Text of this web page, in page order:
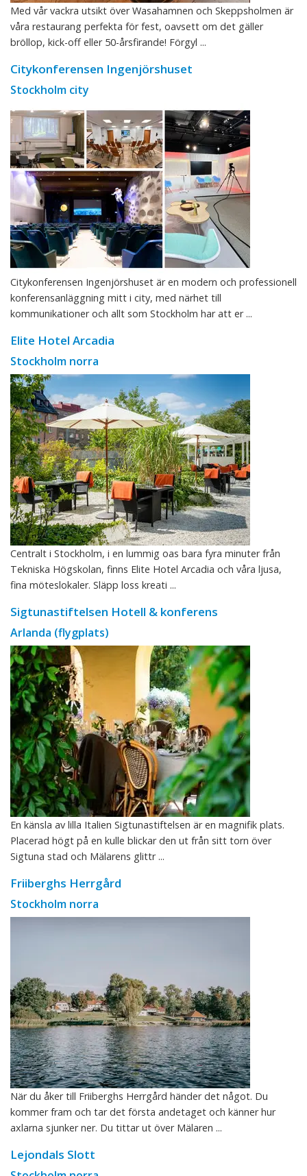
Med vår vackra utsikt över Wasahamnen och Skeppsholmen är
våra restaurang perfekta för fest, oavsett om det gäller
bröllop, kick-off eller 50-årsfirande! Förgyl ...
Citykonferensen Ingenjörshuset
Stockholm city
Citykonferensen Ingenjörshuset är en modern och professionell
konferensanläggning mitt i city, med närhet till
kommunikationer och allt som Stockholm har att er ...
Elite Hotel Arcadia
Stockholm norra
Centralt i Stockholm, i en lummig oas bara fyra minuter från
Tekniska Högskolan, finns Elite Hotel Arcadia och våra ljusa,
fina möteslokaler. Släpp loss kreati ...
Sigtunastiftelsen Hotell & konferens
Arlanda (flygplats)
En känsla av lilla Italien Sigtunastiftelsen är en magnifik plats.
Placerad högt på en kulle blickar den ut från sitt torn över
Sigtuna stad och Mälarens glittr ...
Friiberghs Herrgård
Stockholm norra
När du åker till Friiberghs Herrgård händer det något. Du
kommer fram och tar det första andetaget och känner hur
axlarna sjunker ner. Du tittar ut över Mälaren ...
Lejondals Slott